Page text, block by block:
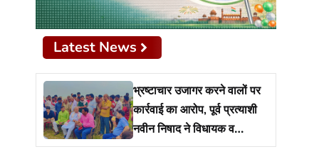
Latest News
भ्रष्टाचार उजागर करने वालों पर
कार्रवाई का आरोप, पूर्व प्रत्याशी
नवीन निषाद ने विधायक व
प्रशासन से मांगा जवाब